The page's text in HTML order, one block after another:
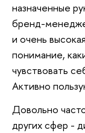
назначенные
бренд-
и очень
понимание,
чувствовать
Активно
Довольно
других сфер -